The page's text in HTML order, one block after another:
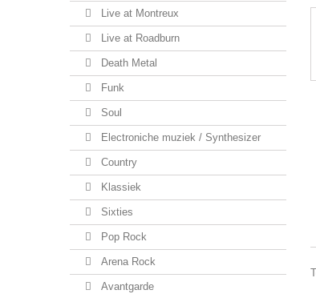
Live at Montreux
Live at Roadburn
Death Metal
Funk
Soul
Electroniche muziek / Synthesizer
Country
Klassiek
Sixties
Pop Rock
Arena Rock
Avantgarde